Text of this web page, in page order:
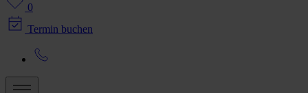
0
Termin buchen